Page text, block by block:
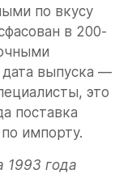
по вкусу
в 200-
выпуска —
это
поставка
импорту.
1993 года